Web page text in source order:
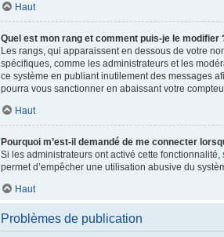
Haut
Quel est mon rang et comment puis-je le modifier
Les rangs, qui apparaissent en dessous de votre
spécifiques, comme les administrateurs et les
ce système en publiant inutilement des messages
pourra vous sanctionner en abaissant votre
Haut
Pourquoi m’est-il demandé de me connecter
Si les administrateurs ont activé cette
permet d’empêcher une utilisation abusive du
Haut
Problèmes de publication